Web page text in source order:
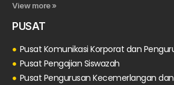
View more »
PUSAT
Pusat Komunikasi Korporat dan
Pusat Pengajian Siswazah
Pusat Pengurusan Kecemerlangan